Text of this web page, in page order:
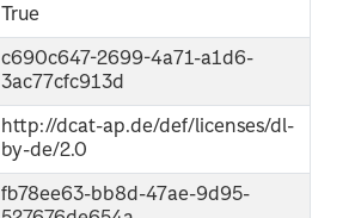
True
c690c647-2699-4a71-a1d6-
3ac77cfc913d
http://dcat-ap.de/def/licenses/dl-
by-de/2.0
fb78ee63-bb8d-47ae-9d95-